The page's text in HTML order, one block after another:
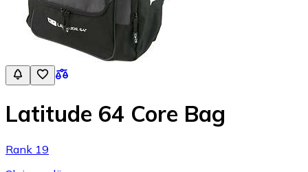
Latitude 64 Core Bag
Rank 19